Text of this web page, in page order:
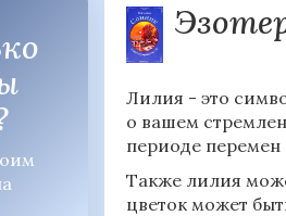
Лилия - это
о вашем
периоде перемен
Также лилия
цветок может